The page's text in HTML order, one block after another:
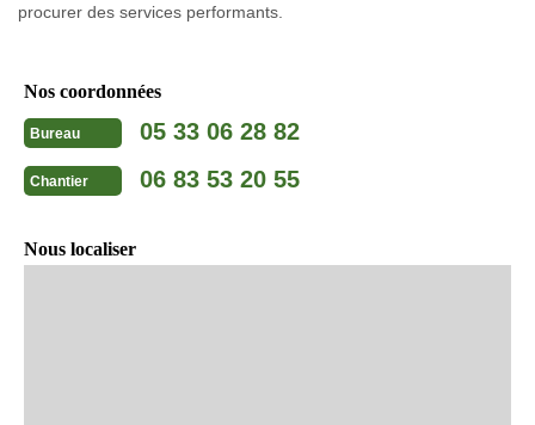
procurer des services performants.
Nos coordonnées
Bureau 05 33 06 28 82
Chantier 06 83 53 20 55
Nous localiser